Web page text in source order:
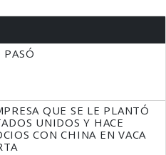
PASÓ
QUE SE LE PLANTÓ
UNIDOS Y HACE
CON CHINA EN VACA